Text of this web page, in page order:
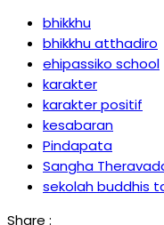
bhikkhu
bhikkhu atthadiro
ehipassiko school
karakter
karakter positif
kesabaran
Pindapata
Sangha
sekolah buddhis
Share :